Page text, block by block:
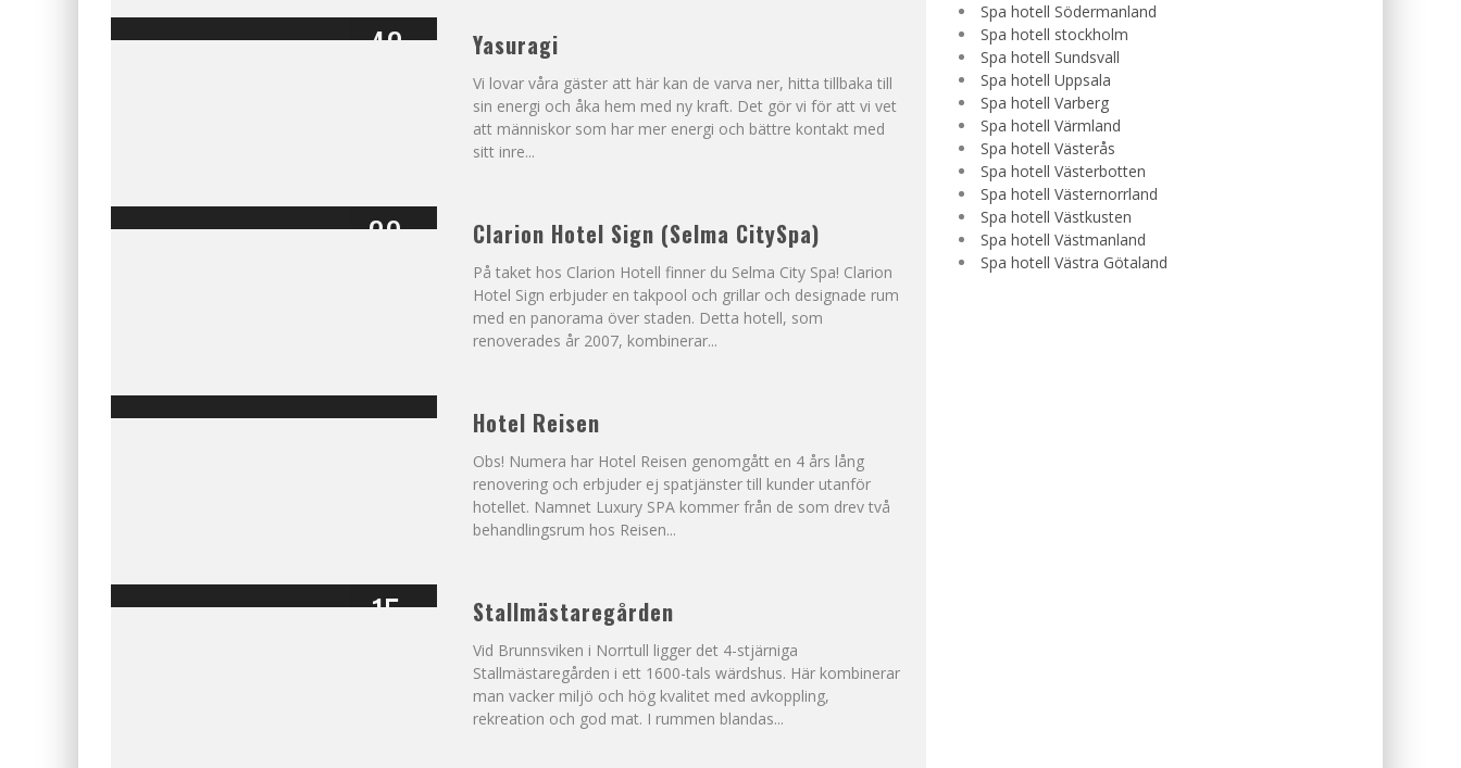
42 Yasuragi
Vi lovar våra gäster att här kan de varva ner, hitta tillbaka till
sin energi och åka hem med ny kraft. Det gör vi för att vi vet
att människor som har mer energi och bättre kontakt med
sitt inre...
20 Clarion Hotel Sign (Selma CitySpa)
På taket hos Clarion Hotell finner du Selma City Spa! Clarion
Hotel Sign erbjuder en takpool och grillar och designade rum
med en panorama över staden. Detta hotell, som
renoverades år 2007, kombinerar...
Hotel Reisen
Obs! Numera har Hotel Reisen genomgått en 4 års lång
renovering och erbjuder ej spatjänster till kunder utanför
hotellet. Namnet Luxury SPA kommer från de som drev två
behandlingsrum hos Reisen...
15 Stallmästaregården
Vid Brunnsviken i Norrtull ligger det 4-stjärniga
Stallmästaregården i ett 1600-tals wärdshus. Här kombinerar
man vacker miljö och hög kvalitet med avkoppling,
rekreation och god mat. I rummen blandas...
Spa hotell Södermanland
Spa hotell stockholm
Spa hotell Sundsvall
Spa hotell Uppsala
Spa hotell Varberg
Spa hotell Värmland
Spa hotell Västerås
Spa hotell Västerbotten
Spa hotell Västernorrland
Spa hotell Västkusten
Spa hotell Västmanland
Spa hotell Västra Götaland